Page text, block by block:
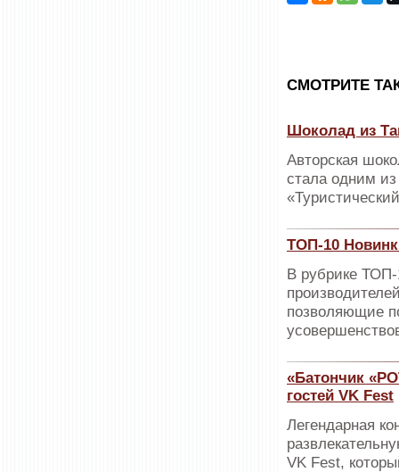
CМОТРИТЕ
Шоколад из
Авторская
стала одним из
ТОП-10
В рубрике
позволяющие
«Батончик
гостей VK Fest
Легендарная
VK Fest,